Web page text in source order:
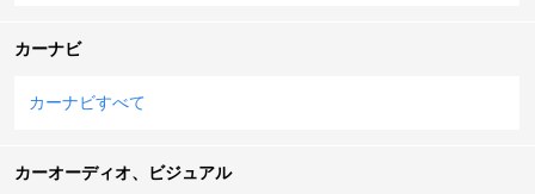
カーナビ
カーナビすべて
カーオーディオ、ビジュアル